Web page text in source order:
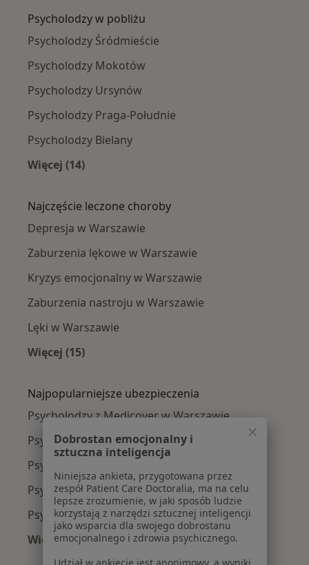
Psycholodzy w pobliżu
Psycholodzy Śródmieście
Psycholodzy Mokotów
Psycholodzy Ursynów
Psycholodzy Praga-Południe
Psycholodzy Bielany
Więcej (14)
Najczęście leczone choroby
Depresja w Warszawie
Zaburzenia lękowe w Warszawie
Kryzys emocjonalny w Warszawie
Zaburzenia nastroju w Warszawie
Lęki w Warszawie
Więcej (15)
Najpopularniejsze ubezpieczenia
Psycholodzy z Medicover w Warszawie
Psycholodzy z Allianz w Warszawie
Psycholodzy z INTER Polska w Warszawie
Psycholodzy z Signal Iduna w Warszawie
Psycholodzy z Compensa w Warszawie
Więcej (11)
Więcej w kategorii: Najpopularniejsze
Dobrostan emocjonalny i
sztuczna inteligencja
Niniejsza ankieta, przygotowana przez
zespół Patient Care Doctoralia, ma na celu
lepsze zrozumienie, w jaki sposób ludzie
korzystają z narzędzi sztucznej inteligencji
jako wsparcia dla swojego dobrostanu
emocjonalnego i zdrowia psychicznego.